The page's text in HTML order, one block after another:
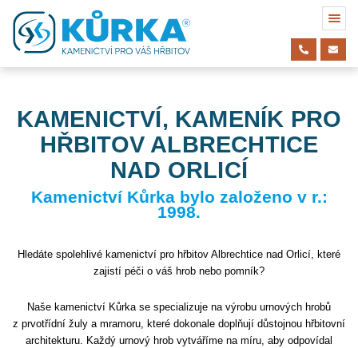
KAMENICTVÍ, KAMENÍK PRO
HŘBITOV ALBRECHTICE
NAD ORLICÍ
Kamenictví Kůrka bylo založeno v r.:
1998.
Hledáte spolehlivé kamenictví pro hřbitov Albrechtice nad Orlicí, které
zajistí péči o váš hrob nebo pomník?
Naše kamenictví Kůrka se specializuje na výrobu urnových hrobů
z prvotřídní žuly a mramoru, které dokonale doplňují důstojnou hřbitovní
architekturu. Každý urnový hrob vytváříme na míru, aby odpovídal